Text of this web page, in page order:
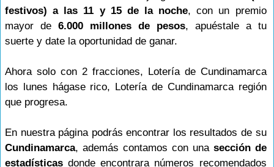
festivos) a las 11 y 15 de la noche, con un premio
mayor de 6.000 millones de pesos, apuéstale a tu
suerte y date la oportunidad de ganar.
Ahora solo con 2 fracciones, Lotería de Cundinamarca
los lunes hágase rico, Lotería de Cundinamarca región
que progresa.
En nuestra página podrás encontrar los resultados de su
Cundinamarca, además contamos con una sección de
estadísticas donde encontrara números recomendados